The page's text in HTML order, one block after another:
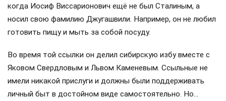
когда Иосиф Виссарионович ещё не был Сталиным, а
носил свою фамилию Джугашвили. Например, он не любил
готовить пищу и мыть за собой посуду.
Во время той ссылки он делил сибирскую избу вместе с
Яковом Свердловым и Львом Каменевым. Ссыльные не
имели никакой прислуги и должны были поддерживать
личный быт в достойном виде самостоятельно. Но…